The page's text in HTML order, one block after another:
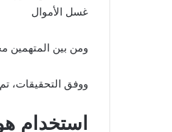
غسل الأموال
ومن بين المتهمين
ووفق التحقيقات،
استخدام